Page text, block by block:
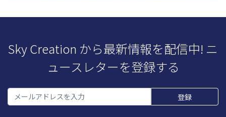
Sky Creation から最新情報を配信中! ニ
ュースレターを登録する